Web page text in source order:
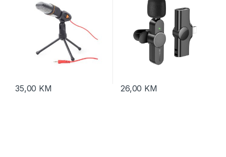
35,00 KM 26,00 KM